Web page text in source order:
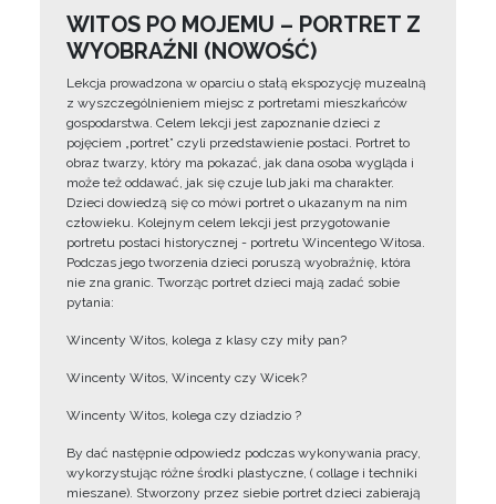
WITOS PO MOJEMU – PORTRET Z
WYOBRAŹNI (NOWOŚĆ)
Lekcja prowadzona w oparciu o stałą ekspozycję muzealną
z wyszczególnieniem miejsc z portretami mieszkańców
gospodarstwa. Celem lekcji jest zapoznanie dzieci z
pojęciem „portret” czyli przedstawienie postaci. Portret to
obraz twarzy, który ma pokazać, jak dana osoba wygląda i
może też oddawać, jak się czuje lub jaki ma charakter.
Dzieci dowiedzą się co mówi portret o ukazanym na nim
człowieku. Kolejnym celem lekcji jest przygotowanie
portretu postaci historycznej - portretu Wincentego Witosa.
Podczas jego tworzenia dzieci poruszą wyobraźnię, która
nie zna granic. Tworząc portret dzieci mają zadać sobie
pytania:
Wincenty Witos, kolega z klasy czy miły pan?
Wincenty Witos, Wincenty czy Wicek?
Wincenty Witos, kolega czy dziadzio ?
By dać następnie odpowiedz podczas wykonywania pracy,
wykorzystując różne środki plastyczne, ( collage i techniki
mieszane). Stworzony przez siebie portret dzieci zabierają